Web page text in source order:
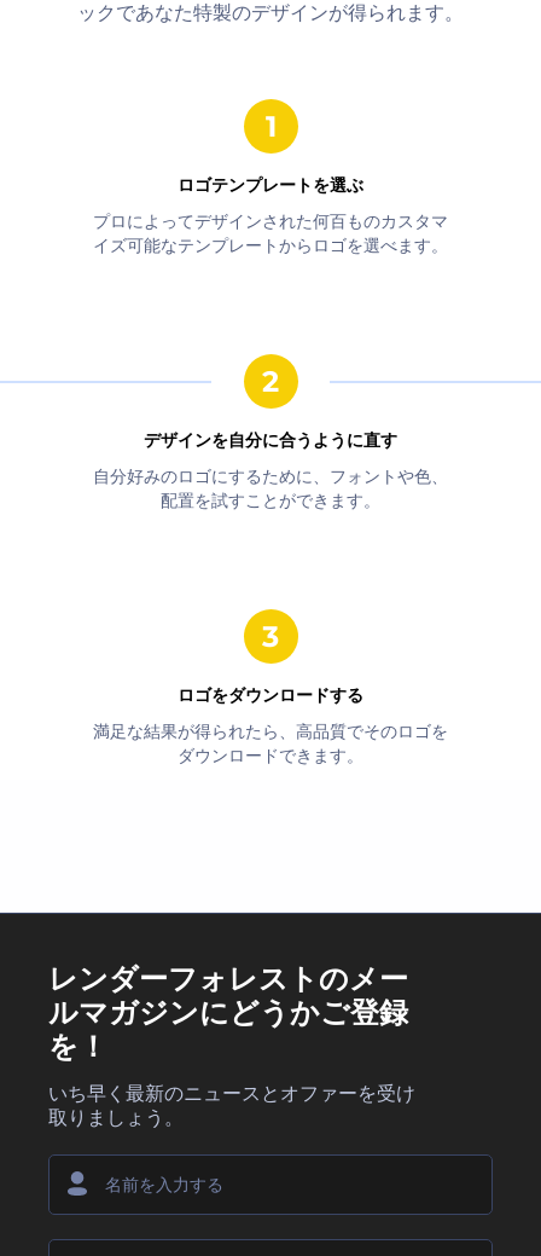
ックであなた特製のデザインが得られます。
ロゴテンプレートを選ぶ
プロによってデザインされた何百ものカスタマ
イズ可能なテンプレートからロゴを選べます。
デザインを自分に合うように直す
自分好みのロゴにするために、フォントや色、
配置を試すことができます。
ロゴをダウンロードする
満足な結果が得られたら、高品質でそのロゴを
ダウンロードできます。
レンダーフォレストのメー
ルマガジンにどうかご登録
を！
いち早く最新のニュースとオファーを受け
取りましょう。